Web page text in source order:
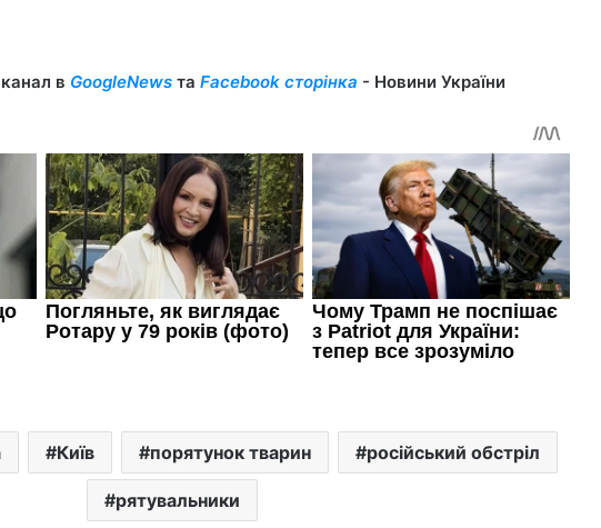
в GoogleNewsта Facebook сторінка - Новини України
Київ порятунок тварин російський обстріл
рятувальники